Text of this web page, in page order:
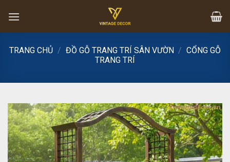
content
TRANG CHỦ / ĐỒ GỖ TRANG TRÍ SÂN VƯỜN / CỔNG GỖ
TRANG TRÍ